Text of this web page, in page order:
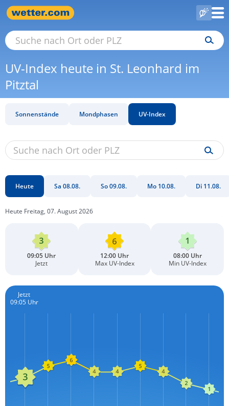
UV-Index heute in St. Leonhard im
Pitztal
Sonnenstände Mondphasen UV-Index
Heute Sa 08.08. So 09.08. Mo 10.08. Di 11.08.
Heute Freitag, 07. August 2026
09:05 Uhr
Jetzt
12:00 Uhr
Max UV-Index
08:00 Uhr
Min UV-Index
Jetzt
09:05 Uhr